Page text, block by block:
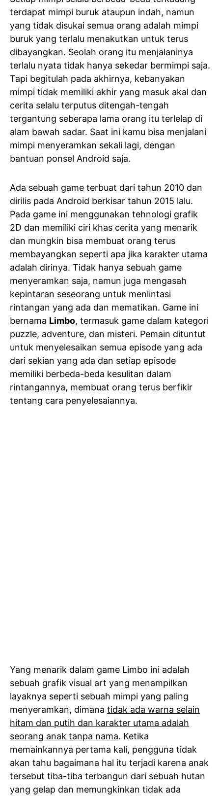
terdapat mimpi buruk ataupun indah, namun
yang tidak disukai semua orang adalah mimpi
buruk yang terlalu menakutkan untuk terus
dibayangkan. Seolah orang itu menjalaninya
terlalu nyata tidak hanya sekedar bermimpi saja.
Tapi begitulah pada akhirnya, kebanyakan
mimpi tidak memiliki akhir yang masuk akal dan
cerita selalu terputus ditengah-tengah
tergantung seberapa lama orang itu terlelap di
alam bawah sadar. Saat ini kamu bisa menjalani
mimpi menyeramkan sekali lagi, dengan
bantuan ponsel Android saja.
Ada sebuah game terbuat dari tahun 2010 dan
dirilis pada Android berkisar tahun 2015 lalu.
Pada game ini menggunakan tehnologi grafik
2D dan memiliki ciri khas cerita yang menarik
dan mungkin bisa membuat orang terus
membayangkan seperti apa jika karakter utama
adalah dirinya. Tidak hanya sebuah game
menyeramkan saja, namun juga mengasah
kepintaran seseorang untuk menlintasi
rintangan yang ada dan mematikan. Game ini
bernama Limbo, termasuk game dalam kategori
puzzle, adventure, dan misteri. Pemain dituntut
untuk menyelesaikan semua episode yang ada
dari sekian yang ada dan setiap episode
memiliki berbeda-beda kesulitan dalam
rintangannya, membuat orang terus berfikir
tentang cara penyelesaiannya.
Yang menarik dalam game Limbo ini adalah
sebuah grafik visual art yang menampilkan
layaknya seperti sebuah mimpi yang paling
menyeramkan, dimana tidak ada warna selain
hitam dan putih dan karakter utama adalah
seorang anak tanpa nama. Ketika
memainkannya pertama kali, pengguna tidak
akan tahu bagaimana hal itu terjadi karena anak
tersebut tiba-tiba terbangun dari sebuah hutan
yang gelap dan memungkinkan tidak ada